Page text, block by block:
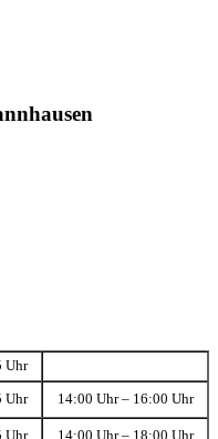
Uhr
Uhr 14:00 Uhr – 16:00 Uhr